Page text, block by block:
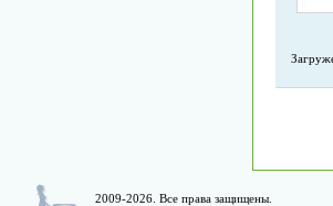
2009-2026. Все права защищены.